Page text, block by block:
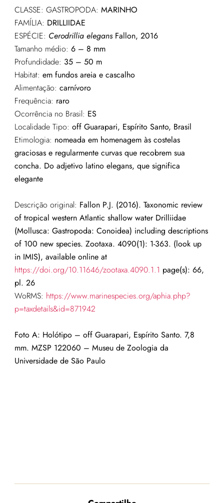
CLASSE: GASTROPODA: MARINHO
FAMÍLIA: DRILLIIDAE
ESPÉCIE: Cerodrillia elegansFallon, 2016
Tamanho médio: 6 – 8 mm
Profundidade: 35 – 50 m
Habitat: em fundos areia e cascalho
Alimentação: carnívoro
Frequência: raro
Ocorrência no Brasil: ES
Localidade Tipo: off Guarapari, Espírito Santo, Brasil
Etimologia: nomeada em homenagem às costelas
graciosas e regularmente curvas que recobrem sua
concha. Do adjetivo latino elegans, que significa
elegante
Descrição original: Fallon P.J. (2016). Taxonomic review
of tropical western Atlantic shallow water Drilliidae
(Mollusca: Gastropoda: Conoidea) including descriptions
of 100 new species. Zootaxa. 4090(1): 1-363. (look up
in IMIS), available online at
https://doi.org/10.11646/zootaxa.4090.1.1 page(s): 66,
pl. 26
WoRMS: https://www.marinespecies.org/aphia.php?
p=taxdetails&id=871942
Foto A: Holótipo – off Guarapari, Espírito Santo. 7,8
mm. MZSP 122060 – Museu de Zoologia da
Universidade de São Paulo